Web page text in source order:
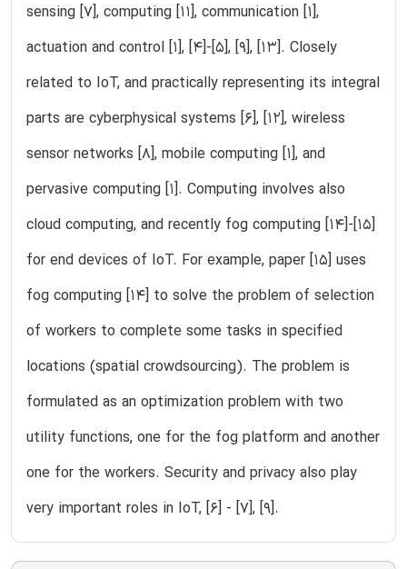
sensing [7], computing [11], communication [1],
actuation and control [1], [4]-[5], [9], [13]. Closely
related to IoT, and practically representing its integral
parts are cyberphysical systems [6], [12], wireless
sensor networks [8], mobile computing [1], and
pervasive computing [1]. Computing involves also
cloud computing, and recently fog computing [14]-[15]
for end devices of IoT. For example, paper [15] uses
fog computing [14] to solve the problem of selection
of workers to complete some tasks in specified
locations (spatial crowdsourcing). The problem is
formulated as an optimization problem with two
utility functions, one for the fog platform and another
one for the workers. Security and privacy also play
very important roles in IoT, [6] - [7], [9].